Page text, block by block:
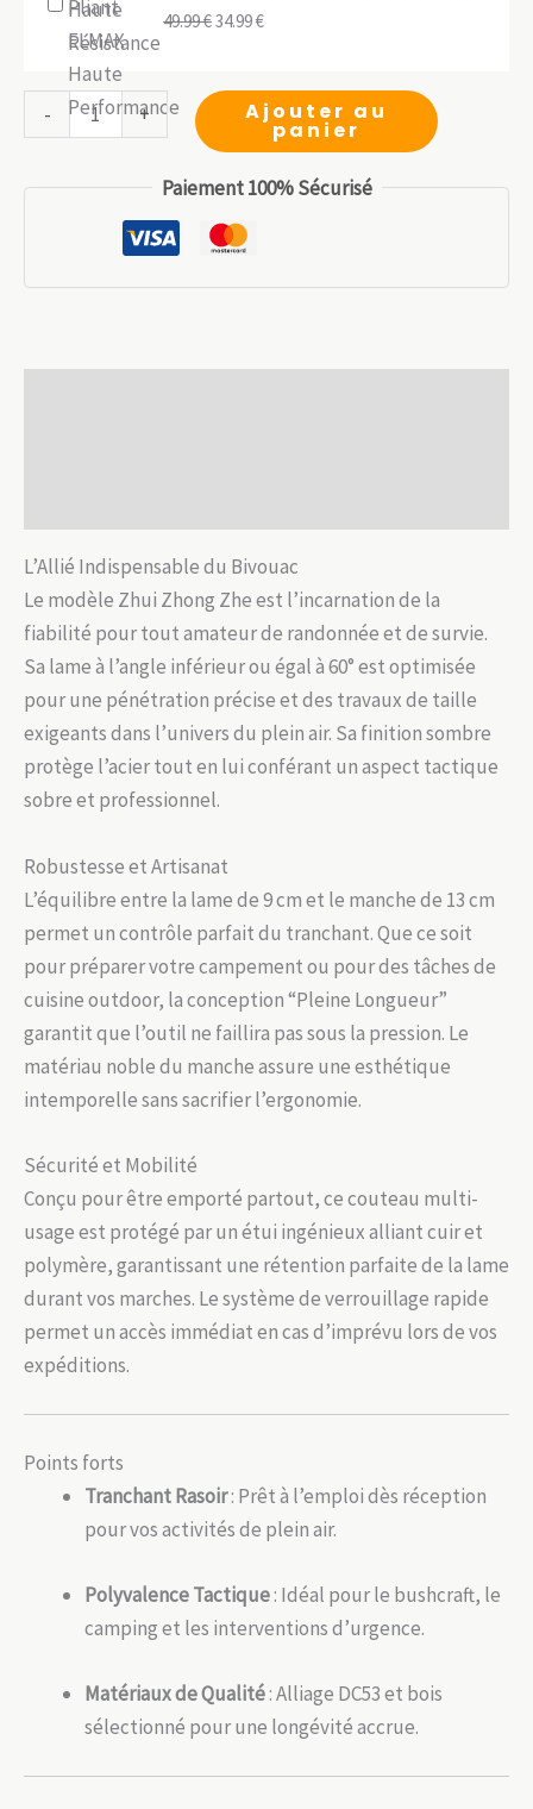
49.99€Le
initial
était :
49.99 €.
34.99€Le
actuel
est :
34.99 €.
-
quantité
de
Acier
+ Ajouter au
panier
Paiement 100% Sécurisé
L’Allié Indispensable du Bivouac
Le modèle Zhui Zhong Zhe est l’incarnation de la
fiabilité pour tout amateur de randonnée et de survie.
Sa lame à l’angle inférieur ou égal à 60° est optimisée
pour une pénétration précise et des travaux de taille
exigeants dans l’univers du plein air. Sa finition sombre
protège l’acier tout en lui conférant un aspect tactique
sobre et professionnel.
Robustesse et Artisanat
L’équilibre entre la lame de 9 cm et le manche de 13 cm
permet un contrôle parfait du tranchant. Que ce soit
pour préparer votre campement ou pour des tâches de
cuisine outdoor, la conception “Pleine Longueur”
garantit que l’outil ne faillira pas sous la pression. Le
matériau noble du manche assure une esthétique
intemporelle sans sacrifier l’ergonomie.
Sécurité et Mobilité
Conçu pour être emporté partout, ce couteau multi-
usage est protégé par un étui ingénieux alliant cuir et
polymère, garantissant une rétention parfaite de la lame
durant vos marches. Le système de verrouillage rapide
permet un accès immédiat en cas d’imprévu lors de vos
expéditions.
Points forts
Tranchant Rasoir: Prêt à l’emploi dès réception
pour vos activités de plein air.
Polyvalence Tactique: Idéal pour le bushcraft, le
camping et les interventions d’urgence.
Matériaux de Qualité: Alliage DC53 et bois
sélectionné pour une longévité accrue.